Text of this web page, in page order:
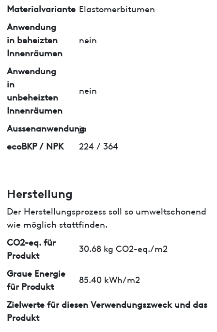
Materialvariante Elastomerbitumen
Anwendung
in beheizten
Innenräumen
nein
Anwendung
in
unbeheizten
Innenräumen
nein
Aussenanwendung
ja
ecoBKP / NPK
224 / 364
Herstellung
Der Herstellungsprozess soll so umweltschonend
wie möglich stattfinden.
CO2-eq. für
Produkt
30.68 kg CO2-eq./m2
Graue Energie
für Produkt
85.40 kWh/m2
Zielwerte für diesen Verwendungszweck und das
Produkt